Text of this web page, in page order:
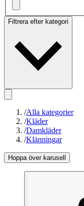
Filtrera efter kategori
/Alla kategorier
/Kläder
/Damkläder
/Klänningar
Hoppa över karusell